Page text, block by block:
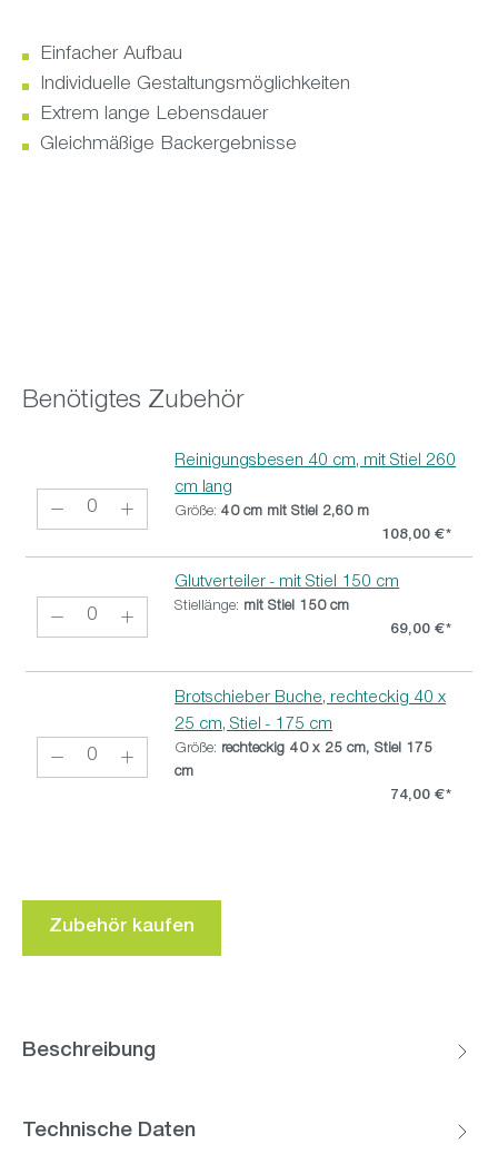
Einfacher Aufbau
Individuelle Gestaltungsmöglichkeiten
Extrem lange Lebensdauer
Gleichmäßige Backergebnisse
Benötigtes Zubehör
Reinigungsbesen 40 cm, mit Stiel 260
cm lang
Größe:40 cm mit Stiel 2,60 m
108,00 €*
Glutverteiler - mit Stiel 150 cm
Stiellänge: mit Stiel 150 cm
69,00 €*
Brotschieber Buche, rechteckig 40 x
25 cm, Stiel - 175 cm
Größe: rechteckig 40 x 25 cm, Stiel 175
cm
74,00 €*
Zubehör kaufen
Beschreibung
Technische Daten